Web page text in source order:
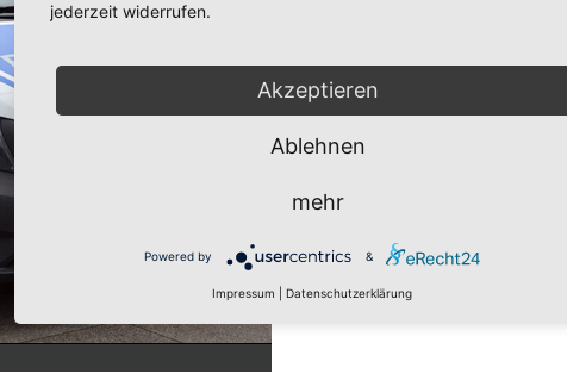
jederzeit widerrufen.
Akzeptieren
Ablehnen
mehr
Powered by &
Impressum Datenschutzerklärung